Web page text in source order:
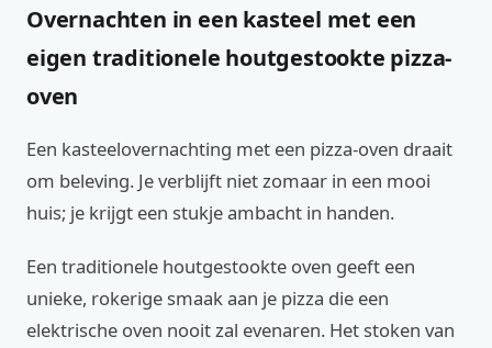
Overnachten in een kasteel met een
eigen traditionele houtgestookte pizza-
oven
Een kasteelovernachting met een pizza-oven draait
om beleving. Je verblijft niet zomaar in een mooi
huis; je krijgt een stukje ambacht in handen.
Een traditionele houtgestookte oven geeft een
unieke, rokerige smaak aan je pizza die een
elektrische oven nooit zal evenaren. Het stoken van